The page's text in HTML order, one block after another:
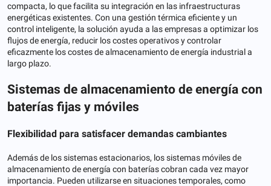
compacta, lo que facilita su integración en las infraestructuras
energéticas existentes. Con una gestión térmica eficiente y un
control inteligente, la solución ayuda a las empresas a optimizar los
flujos de energía, reducir los costes operativos y controlar
eficazmente los costes de almacenamiento de energía industrial a
largo plazo.
Sistemas de almacenamiento de energía con
baterías fijas y móviles
Flexibilidad para satisfacer demandas cambiantes
Además de los sistemas estacionarios, los sistemas móviles de
almacenamiento de energía con baterías cobran cada vez mayor
importancia. Pueden utilizarse en situaciones temporales, como